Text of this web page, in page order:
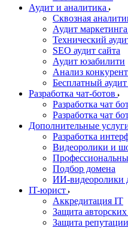
Аудит и аналитика
Сквозная
Аудит
Технический
SEO аудит сайта
Аудит юзабилити
Анализ
Бесплатный аудит
Разработка чат-ботов
Разработка чат
Разработка чат
Дополнительные
Разработка
Видеоролики и
Подбор домена
ИИ-видеоролики
IT-юрист
Аккредитация IT
Защита
Защита репутации